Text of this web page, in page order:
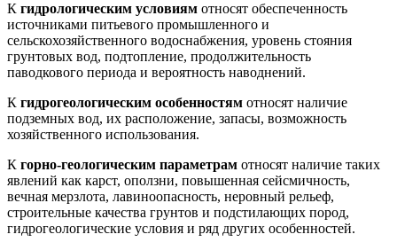
К гидрологическим условиям относят обеспеченность
источниками питьевого промышленного и
сельскохозяйственного водоснабжения, уровень стояния
грунтовых вод, подтопление, продолжительность
паводкового периода и вероятность наводнений.
К гидрогеологическим особенностям относят наличие
подземных вод, их расположение, запасы, возможность
хозяйственного использования.
К горно-геологическим параметрам относят наличие таких
явлений как карст, оползни, повышенная сейсмичность,
вечная мерзлота, лавиноопасность, неровный рельеф,
строительные качества грунтов и подстилающих пород,
гидрогеологические условия и ряд других особенностей.